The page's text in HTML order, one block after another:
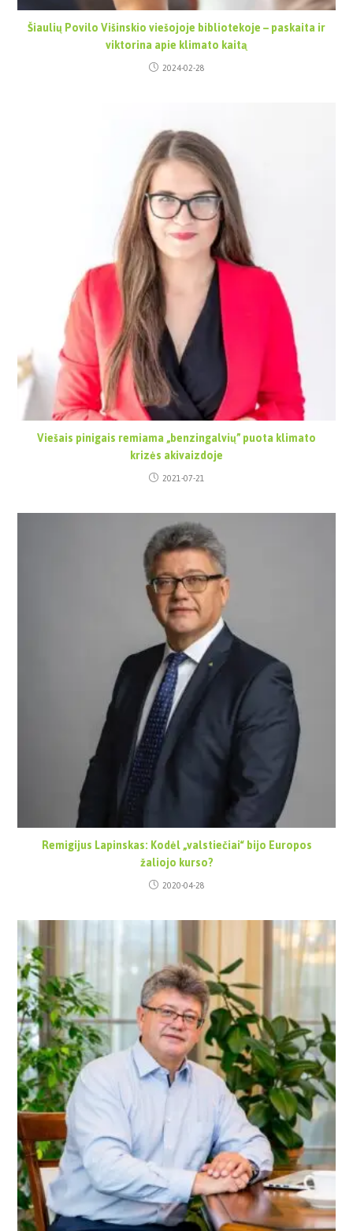
Šiaulių Povilo Višinskio viešojoje bibliotekoje – paskaita ir
viktorina apie klimato kaitą
2024-02-28
Viešais pinigais remiama „benzingalvių” puota klimato
krizės akivaizdoje
2021-07-21
Remigijus Lapinskas: Kodėl „valstiečiai“ bijo Europos
žaliojo kurso?
2020-04-28